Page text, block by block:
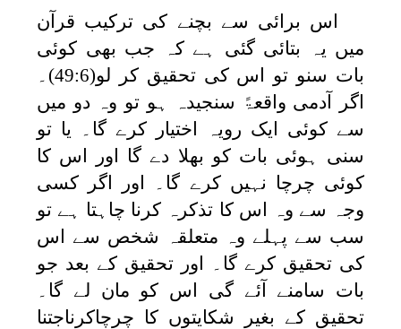
اس برائی سے بچنے کی ترکیب قرآن
میں یہ بتائی گئی ہے کہ جب بھی کوئی
بات سنو تو اس کی تحقیق کر لو(49:6)۔
اگر آدمی واقعۃً سنجیدہ ہو تو وہ دو میں
سے کوئی ایک رویہ اختیار کرے گا۔ یا تو
سنی ہوئی بات کو بھلا دے گا اور اس کا
کوئی چرچا نہیں کرے گا۔ اور اگر کسی
وجہ سے وہ اس کا تذکرہ کرنا چاہتا ہے تو
سب سے پہلے وہ متعلقہ شخص سے اس
کی تحقیق کرے گا۔ اور تحقیق کے بعد جو
بات سامنے آئے گی اس کو مان لے گا۔
تحقیق کے بغیر شکایتوں کا چرچاکرناجتنا